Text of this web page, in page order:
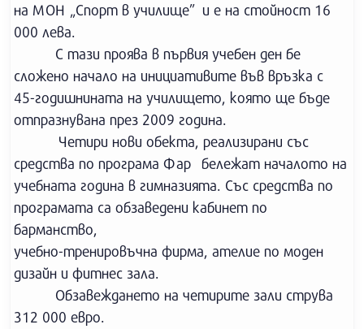
на МОН „Спорт в училище” и е на стойност 16
000 лева.
С тази проява в първия учебен ден бе
сложено начало на инициативите във връзка с
45-годишнината на училището, която ще бъде
отпразнувана през 2009 година.
Четири нови обекта, реализирани със
средства по програма Фар бележат началото на
учебната година в гимназията. Със средства по
програмата са обзаведени кабинет по
барманство,
учебно-тренировъчна фирма, ателие по моден
дизайн и фитнес зала.
Обзавеждането на четирите зали струва
312 000 евро.